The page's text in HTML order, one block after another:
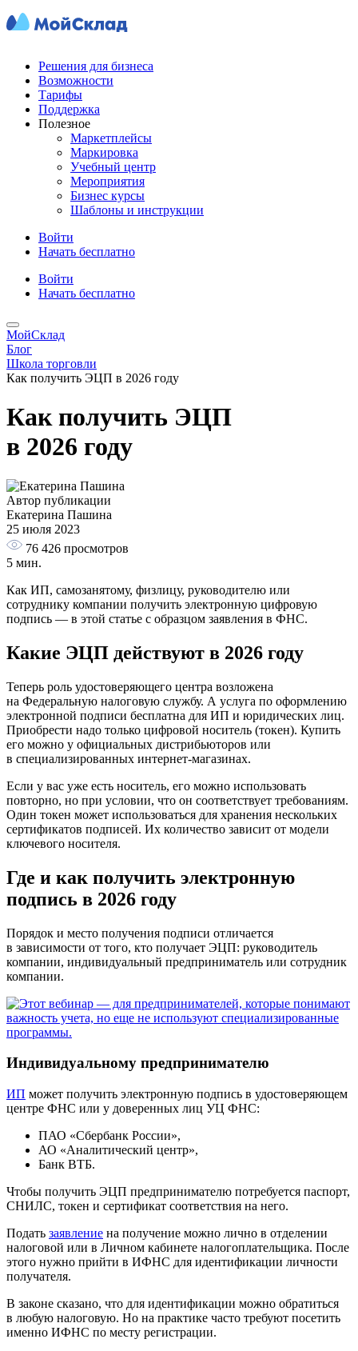
Решения для бизнеса
Возможности
Тарифы
Поддержка
Полезное
Маркетплейсы
Маркировка
Учебный центр
Мероприятия
Бизнес курсы
Шаблоны и инструкции
Войти
Начать бесплатно
Войти
Начать бесплатно
МойСклад
Блог
Школа торговли
Как получить ЭЦП в 2026 году
Как получить ЭЦП
в 2026 году
Автор публикации
Екатерина Пашина
25 июля 2023
76 426 просмотров
5 мин.
Как ИП, самозанятому, физлицу, руководителю или
сотруднику компании получить электронную цифровую
подпись — в этой статье с образцом заявления в ФНС.
Какие ЭЦП действуют в 2026 году
Теперь роль удостоверяющего центра возложена
на Федеральную налоговую службу. А услуга по оформлению
электронной подписи бесплатна для ИП и юридических лиц.
Приобрести надо только цифровой носитель (токен). Купить
его можно у официальных дистрибьюторов или
в специализированных интернет-магазинах.
Если у вас уже есть носитель, его можно использовать
повторно, но при условии, что он соответствует требованиям.
Один токен может использоваться для хранения нескольких
сертификатов подписей. Их количество зависит от модели
ключевого носителя.
Где и как получить электронную
подпись в 2026 году
Порядок и место получения подписи отличается
в зависимости от того, кто получает ЭЦП: руководитель
компании, индивидуальный предприниматель или сотрудник
компании.
Индивидуальному предпринимателю
ИП может получить электронную подпись в удостоверяющем
центре ФНС или у доверенных лиц УЦ ФНС:
ПАО «Сбербанк России»,
АО «Аналитический центр»,
Банк ВТБ.
Чтобы получить ЭЦП предпринимателю потребуется паспорт,
СНИЛС, токен и сертификат соответствия на него.
Подать заявление на получение можно лично в отделении
налоговой или в Личном кабинете налогоплательщика. После
этого нужно прийти в ИФНС для идентификации личности
получателя.
В законе сказано, что для идентификации можно обратиться
в любую налоговую. Но на практике часто требуют посетить
именно ИФНС по месту регистрации.